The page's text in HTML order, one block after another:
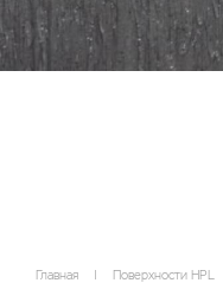
Главная Поверхности HPL